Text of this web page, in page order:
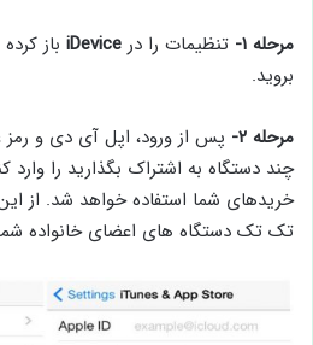
مرحله ۱- تنظیمات را در باز
بروید.
مرحله ۲-
پس از ورود، اپل آی دی و
چند دستگاه به اشتراک بگذارید را
خریدهای شما استفاده خواهد شد. از
تک تک دستگاه های اعضای خانواده